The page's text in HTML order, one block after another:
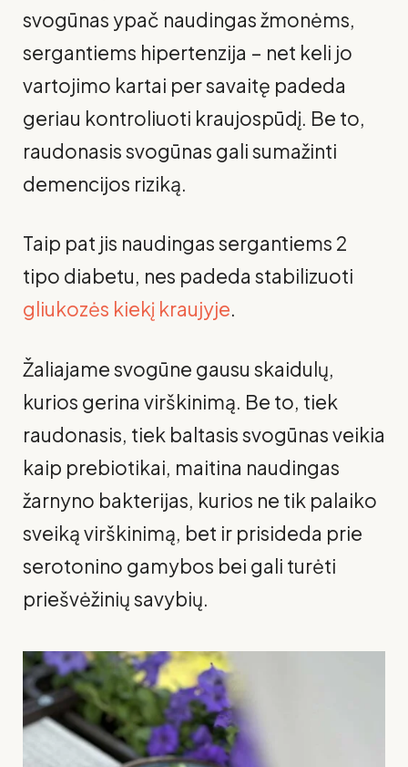
svogūnas ypač naudingas žmonėms,
sergantiems hipertenzija – net keli jo
vartojimo kartai per savaitę padeda
geriau kontroliuoti kraujospūdį. Be to,
raudonasis svogūnas gali sumažinti
demencijos riziką.
Taip pat jis naudingas sergantiems 2
tipo diabetu, nes padeda stabilizuoti
gliukozės kiekį kraujyje.
Žaliajame svogūne gausu skaidulų,
kurios gerina virškinimą. Be to, tiek
raudonasis, tiek baltasis svogūnas veikia
kaip prebiotikai, maitina naudingas
žarnyno bakterijas, kurios ne tik palaiko
sveiką virškinimą, bet ir prisideda prie
serotonino gamybos bei gali turėti
priešvėžinių savybių.